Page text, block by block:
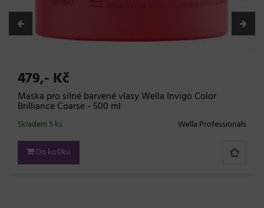
silné barvené vlasy Wella Invigo Color
- 500 ml
Wella Professionals Skladem